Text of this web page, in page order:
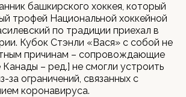
башкирского хоккея, который
трофей Национальной хоккейной
по традиции приехал в
Кубок Стэнли «Вася» с собой не
причинам – сопровождающие
– ред.] не смогли устроить
за ограничений, связанных с
коронавируса.